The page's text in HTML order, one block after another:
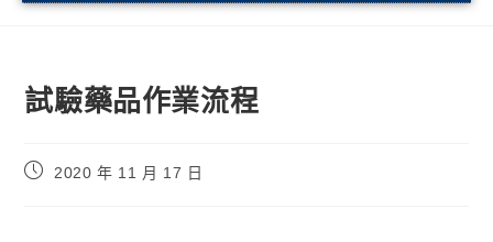
試驗藥品作業流程
2020 年 11 月 17 日